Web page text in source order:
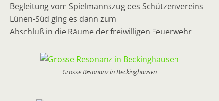
Begleitung vom Spielmannszug des Schützenvereins
Lünen-Süd ging es dann zum
Abschluß in die Räume der freiwilligen Feuerwehr.
Grosse Resonanz in Beckinghausen